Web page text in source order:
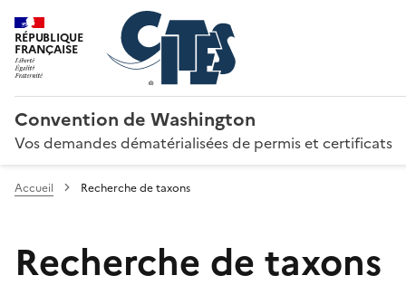
RÉPUBLIQUE
FRANÇAISE
Convention de Washington
Vos demandes dématérialisées de permis et certificats
Accueil Recherche de taxons
Recherche de taxons